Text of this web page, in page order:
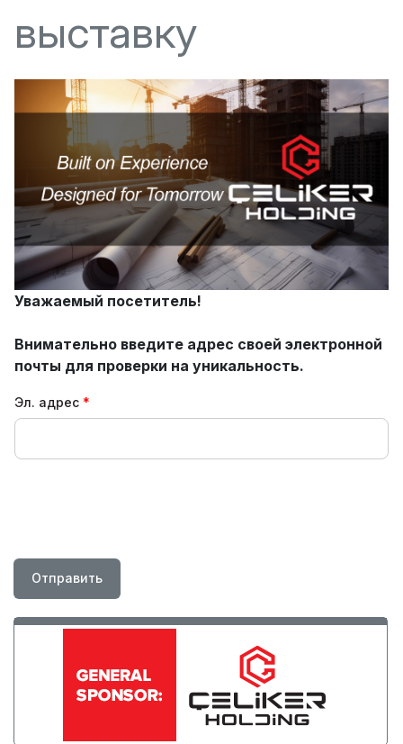
выставку
Уважаемый посетитель!
Внимательно введите адрес своей электронной
почты для проверки на уникальность.
Эл. адрес
Отправить